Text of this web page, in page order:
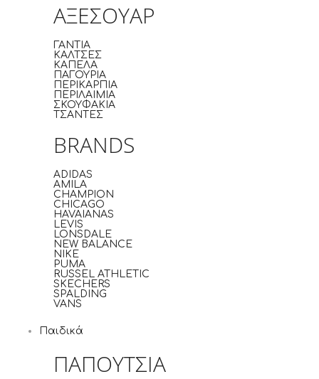
ΑΞΕΣΟΥΑΡ
ΓΑΝΤΙΑ
ΚΑΛΤΣΕΣ
ΚΑΠΕΛΑ
ΠΑΓΟΥΡΙΑ
ΠΕΡΙΚΑΡΠΙΑ
ΠΕΡΙΛΑΙΜΙΑ
ΣΚΟΥΦΑΚΙΑ
ΤΣΑΝΤΕΣ
BRANDS
ADIDAS
AMILA
CHAMPION
CHICAGO
HAVAIANAS
LEVIS
LONSDALE
NEW BALANCE
NIKE
PUMA
RUSSEL ATHLETIC
SKECHERS
SPALDING
VANS
Παιδικά
ΠΑΠΟΥΤΣΙΑ